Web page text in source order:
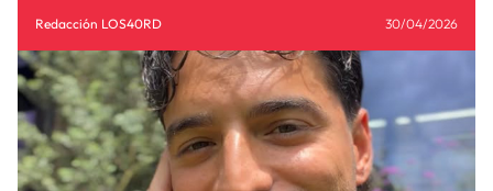
Redacción LOS40RD 30/04/2026